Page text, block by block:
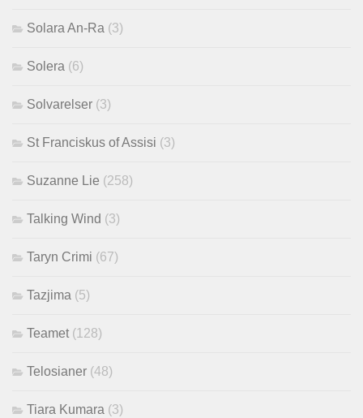
Solara An-Ra (3)
Solera (6)
Solvarelser (3)
St Franciskus of Assisi (3)
Suzanne Lie (258)
Talking Wind (3)
Taryn Crimi (67)
Tazjima (5)
Teamet(128)
Telosianer (48)
Tiara Kumara (3)